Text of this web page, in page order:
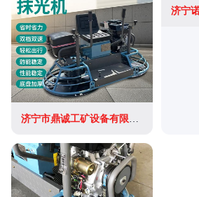
济宁市鼎诚工矿设备有限公司